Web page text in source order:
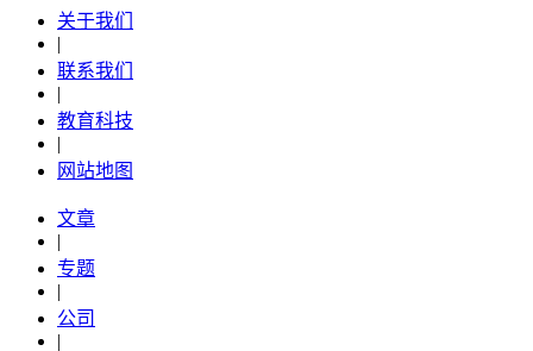
关于我们
|
联系我们
|
教育科技
|
网站地图
文章
|
专题
|
公司
|